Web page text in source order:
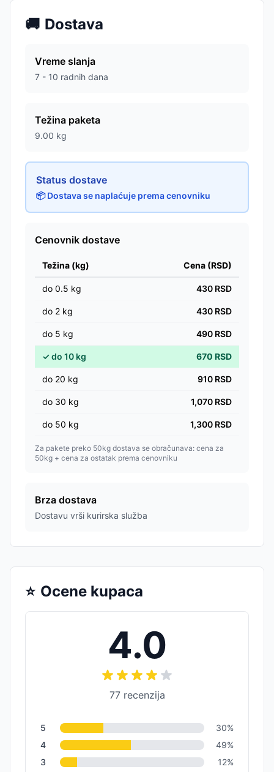
🚚 Dostava
Vreme slanja
7 - 10 radnih dana
Težina paketa
9.00 kg
Status dostave
📦 Dostava se naplaćuje prema cenovniku
Cenovnik dostave
Težina (kg) Cena (RSD)
do 0.5 kg 430 RSD
do 2 kg 430 RSD
do 5 kg 490 RSD
✓do 10 kg 670 RSD
do 20 kg 910 RSD
do 30 kg 1,070 RSD
do 50 kg 1,300 RSD
Za pakete preko 50kg dostava se obračunava: cena za
50kg + cena za ostatak prema cenovniku
Brza dostava
Dostavu vrši kurirska služba
⭐ Ocene kupaca
4.0
77 recenzija
5 30%
4
49%
3
12%